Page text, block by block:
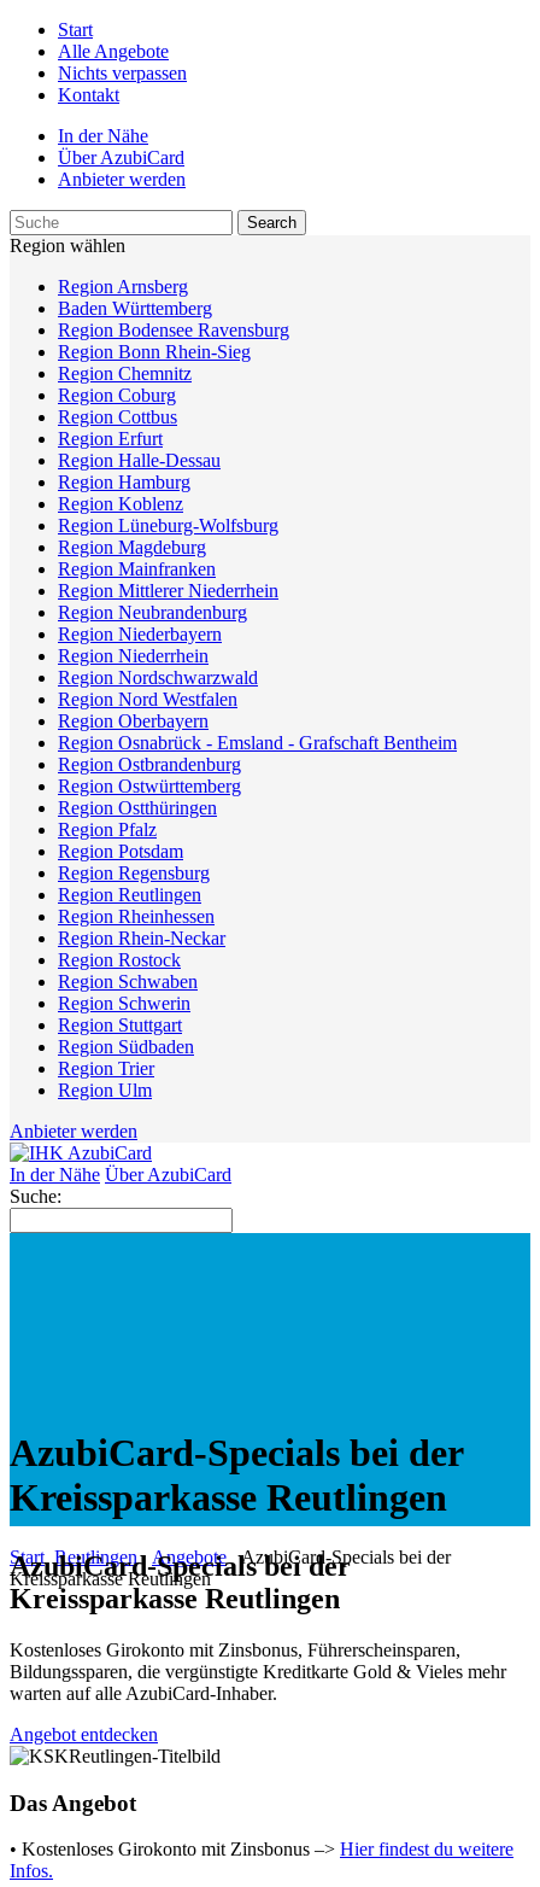
Start
Alle Angebote
Nichts verpassen
Kontakt
In der Nähe
Über AzubiCard
Anbieter werden
Region wählen
Region Arnsberg
Baden Württemberg
Region Bodensee Ravensburg
Region Bonn Rhein-Sieg
Region Chemnitz
Region Coburg
Region Cottbus
Region Erfurt
Region Halle-Dessau
Region Hamburg
Region Koblenz
Region Lüneburg-Wolfsburg
Region Magdeburg
Region Mainfranken
Region Mittlerer Niederrhein
Region Neubrandenburg
Region Niederbayern
Region Niederrhein
Region Nordschwarzwald
Region Nord Westfalen
Region Oberbayern
Region Osnabrück - Emsland - Grafschaft Bentheim
Region Ostbrandenburg
Region Ostwürttemberg
Region Ostthüringen
Region Pfalz
Region Potsdam
Region Regensburg
Region Reutlingen
Region Rheinhessen
Region Rhein-Neckar
Region Rostock
Region Schwaben
Region Schwerin
Region Stuttgart
Region Südbaden
Region Trier
Region Ulm
Anbieter werden
In der Nähe Über AzubiCard
Suche:
AzubiCard-Specials bei der
Kreissparkasse Reutlingen
Start Reutlingen Angebote
AzubiCard-Specials bei der
Kreissparkasse Reutlingen
AzubiCard-Specials bei der
Kreissparkasse Reutlingen
Kostenloses Girokonto mit Zinsbonus, Führerscheinsparen,
Bildungssparen, die vergünstigte Kreditkarte Gold & Vieles mehr
warten auf alle AzubiCard-Inhaber.
Angebot entdecken
Das Angebot
• Kostenloses Girokonto mit Zinsbonus –> Hier findest du weitere
Infos.